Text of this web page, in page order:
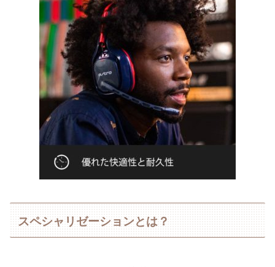
スペシャリゼーションとは？